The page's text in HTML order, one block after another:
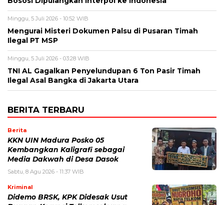
Minggu, 5 Juli 2026 - 10:52 WIB
Mengurai Misteri Dokumen Palsu di Pusaran Timah
Ilegal PT MSP
Minggu, 5 Juli 2026 - 03:28 WIB
TNI AL Gagalkan Penyelundupan 6 Ton Pasir Timah
Ilegal Asal Bangka di Jakarta Utara
BERITA TERBARU
Berita
KKN UIN Madura Posko 05
Kembangkan Kaligrafi sebagai
Media Dakwah di Desa Dasok
Sabtu, 8 Agu 2026 - 11:37 WIB
Kriminal
Didemo BRSK, KPK Didesak Usut